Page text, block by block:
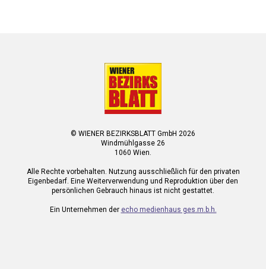
© WIENER BEZIRKSBLATT GmbH 2026
Windmühlgasse 26
1060 Wien.
Alle Rechte vorbehalten. Nutzung ausschließlich für den privaten
Eigenbedarf. Eine Weiterverwendung und Reproduktion über den
persönlichen Gebrauch hinaus ist nicht gestattet.
Ein Unternehmen der echo medienhaus ges.m.b.h.